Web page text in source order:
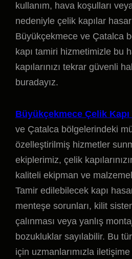
kullanım, hava koşulları
nedeniyle çelik kapılar
Büyükçekmece ve Çatalca
kapı tamiri hizmetimizle bu
kapılarınızı tekrar güvenli
buradayız.
Büyükçekmece Çelik Kapı
ve Çatalca bölgelerindeki
özelleştirilmiş hizmetler
ekiplerimiz, çelik
kaliteli ekipman ve
Tamir edilebilecek kapı
menteşe sorunları, kilit
çalınması veya yanlış
bozukluklar sayılabilir. Bu
için uzmanlarımızla